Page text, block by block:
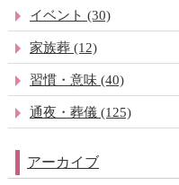
イベント (30)
家族葬 (12)
習慣・意味 (40)
通夜・葬儀 (125)
アーカイブ